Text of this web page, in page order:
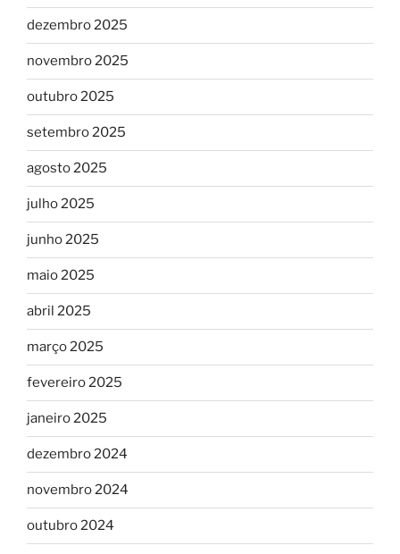
dezembro 2025
novembro 2025
outubro 2025
setembro 2025
agosto 2025
julho 2025
junho 2025
maio 2025
abril 2025
março 2025
fevereiro 2025
janeiro 2025
dezembro 2024
novembro 2024
outubro 2024